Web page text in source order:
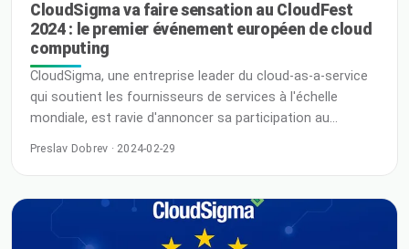
CloudSigma va faire sensation au CloudFest
2024 : le premier événement européen de cloud
computing
CloudSigma, une entreprise leader du cloud-as-a-service
qui soutient les fournisseurs de services à l'échelle
mondiale, est ravie d'annoncer sa participation au
CloudFest 2024, qui se déroulera du 18 au 21 mars à
avec des leaders de l'industrie, des innovateurs et des
passionnés du monde entier. Anthony Limby, directeur
commercial
Preslav Dobrev · 2024-02-29